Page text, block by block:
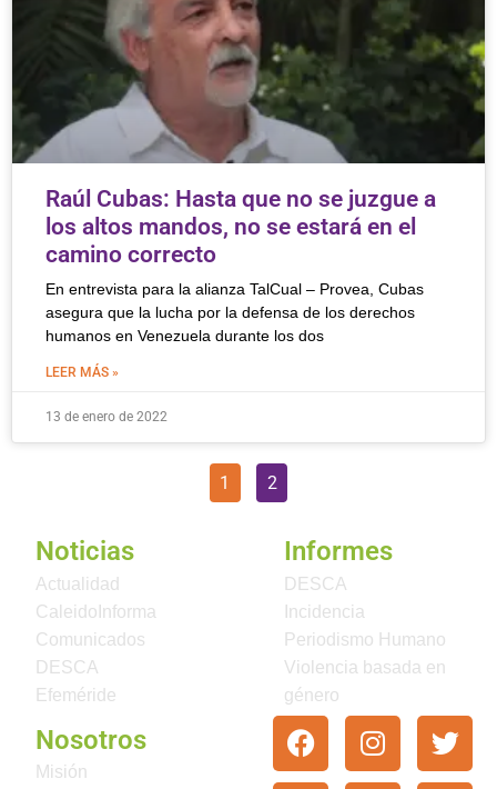
Raúl Cubas: Hasta que no se juzgue a
los altos mandos, no se estará en el
camino correcto
En entrevista para la alianza TalCual – Provea, Cubas
asegura que la lucha por la defensa de los derechos
humanos en Venezuela durante los dos
LEER MÁS »
13 de enero de 2022
1 2
Noticias
Actualidad
CaleidoInforma
Comunicados
DESCA
Efeméride
Informes
DESCA
Incidencia
Periodismo Humano
Violencia basada en
género
Nosotros
Misión